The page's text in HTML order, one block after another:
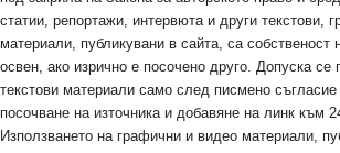
статии, репортажи, интервюта и други текстови,
материали, публикувани в сайта, са собственост
освен, ако изрично е посочено друго. Допуска се
текстови материали само след писмено съгласие
посочване на източника и добавяне на линк към
Използването на графични и видео материали,